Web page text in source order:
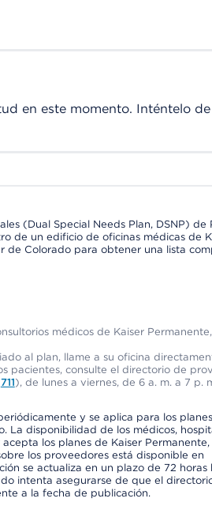
en este momento. Inténtelo
(Dual Special Needs Plan, DSNP)
de un edificio de oficinas médicas de
de Colorado para obtener una lista
médicos de Kaiser
al plan, llame a su oficina
pacientes, consulte el directorio de
711), de lunes a viernes, de 6 a. m. a 7 p.
y se aplica para los
La disponibilidad de los médicos,
los planes de Kaiser Permanente,
los proveedores está disponible en
se actualiza en un plazo de 72 horas
intenta asegurarse de que el
a la fecha de publicación.